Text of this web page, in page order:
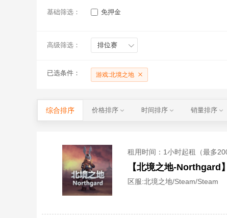
基础筛选： 免押金
高级筛选： 排位赛
已选条件： 游戏:北境之地
综合排序 价格排序 时间排序 销量排序
租用时间 ：1小时起租（最多
【北境之地-Northgard
区服:北境之地/Steam/Steam